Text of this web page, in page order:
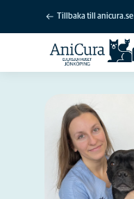
Tillbaka till anicura.se